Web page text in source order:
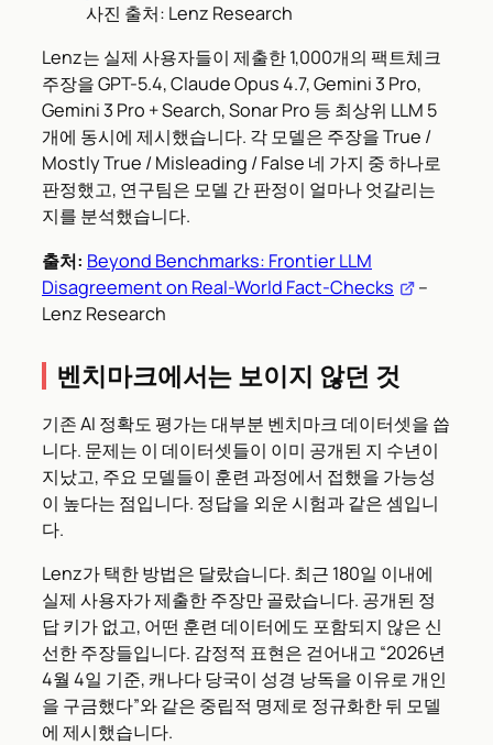
사진 출처: Lenz Research
Lenz는 실제 사용자들이 제출한 1,000개의 팩트체크
주장을 GPT-5.4, Claude Opus 4.7, Gemini 3 Pro,
Gemini 3 Pro + Search, Sonar Pro 등 최상위 LLM 5
개에 동시에 제시했습니다. 각 모델은 주장을 True /
Mostly True / Misleading / False 네 가지 중 하나로
판정했고, 연구팀은 모델 간 판정이 얼마나 엇갈리는
지를 분석했습니다.
출처: Beyond Benchmarks: Frontier LLM
Disagreement on Real-World Fact-Checks
–
Lenz Research
벤치마크에서는 보이지 않던 것
기존 AI 정확도 평가는 대부분 벤치마크 데이터셋을 씁
니다. 문제는 이 데이터셋들이 이미 공개된 지 수년이
지났고, 주요 모델들이 훈련 과정에서 접했을 가능성
이 높다는 점입니다. 정답을 외운 시험과 같은 셈입니
다.
Lenz가 택한 방법은 달랐습니다. 최근 180일 이내에
실제 사용자가 제출한 주장만 골랐습니다. 공개된 정
답 키가 없고, 어떤 훈련 데이터에도 포함되지 않은 신
선한 주장들입니다. 감정적 표현은 걷어내고 “2026년
4월 4일 기준, 캐나다 당국이 성경 낭독을 이유로 개인
을 구금했다”와 같은 중립적 명제로 정규화한 뒤 모델
에 제시했습니다.